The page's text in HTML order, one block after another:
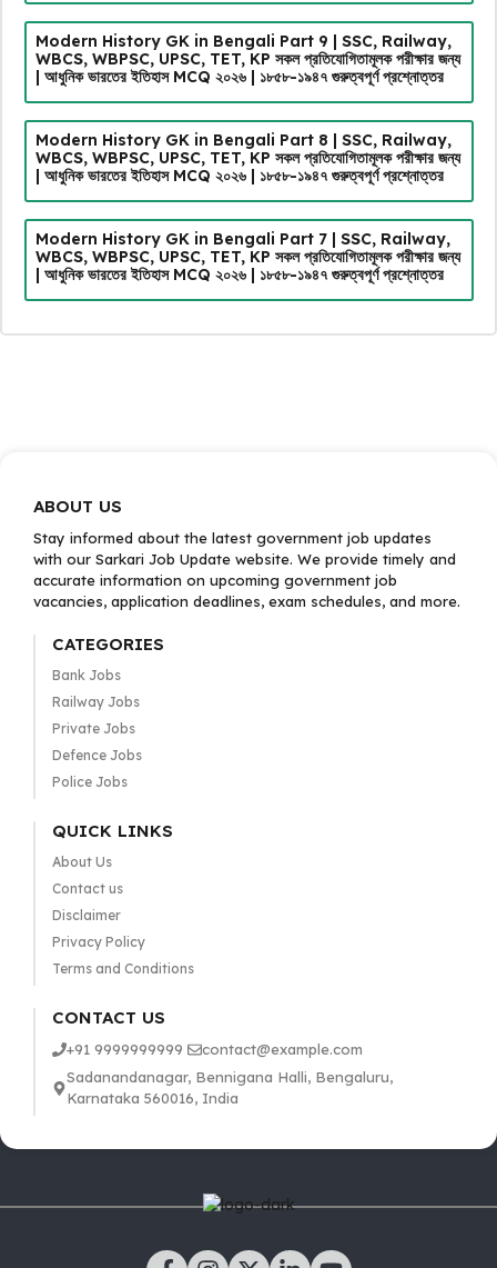
Modern History GK in Bengali Part 9 | SSC, Railway,
WBCS, WBPSC, UPSC, TET, KP সকল প্রতিযোগিতামূলক পরীক্ষার জন্য
| আধুনিক ভারতের ইতিহাস MCQ ২০২৬ | ১৮৫৮-১৯৪৭ গুরুত্বপূর্ণ প্রশ্নোত্তর
Modern History GK in Bengali Part 8 | SSC, Railway,
WBCS, WBPSC, UPSC, TET, KP সকল প্রতিযোগিতামূলক পরীক্ষার জন্য
| আধুনিক ভারতের ইতিহাস MCQ ২০২৬ | ১৮৫৮-১৯৪৭ গুরুত্বপূর্ণ প্রশ্নোত্তর
Modern History GK in Bengali Part 7 | SSC, Railway,
WBCS, WBPSC, UPSC, TET, KP সকল প্রতিযোগিতামূলক পরীক্ষার জন্য
| আধুনিক ভারতের ইতিহাস MCQ ২০২৬ | ১৮৫৮-১৯৪৭ গুরুত্বপূর্ণ প্রশ্নোত্তর
ABOUT US
Stay informed about the latest government job updates
with our Sarkari Job Update website. We provide timely and
accurate information on upcoming government job
vacancies, application deadlines, exam schedules, and more.
CATEGORIES
Bank Jobs
Railway Jobs
Private Jobs
Defence Jobs
Police Jobs
QUICK LINKS
About Us
Contact us
Disclaimer
Privacy Policy
Terms and Conditions
CONTACT US
+91 9999999999
contact@example.com
Sadanandanagar, Bennigana Halli, Bengaluru,
Karnataka 560016, India